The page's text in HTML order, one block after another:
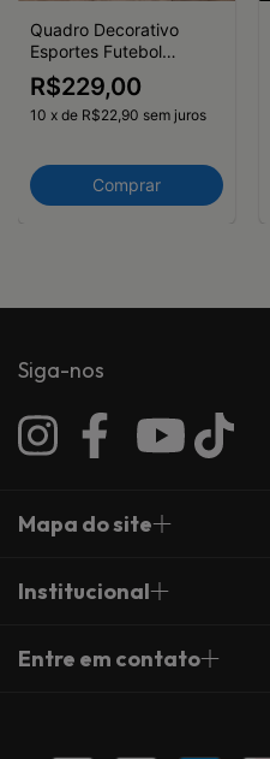
Quadro Decorativo
Esportes Futebol
Jogador Neymar
R$229,00
10 x de R$22,90 sem juros
Comprar
Siga-nos
Mapa do site
Institucional
Entre em contato